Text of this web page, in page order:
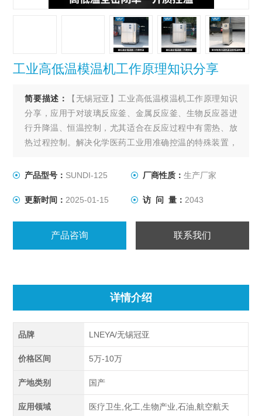
工业高低温模温机工作原理知识分享
简要描述：
【无锡冠亚】工业高低温模温机工作原理知识
分享，应用于对玻璃反应釜、金属反应釜、生物反应器进
行升降温、恒温控制，尤其适合在反应过程中有需热、放
热过程控制。解决化学医药工业用准确控温的特殊装置，
热及冷却、恒温系统。
产品型号： SUNDI-125 厂商性质： 生产厂家
更新时间： 2025-01-15 访 问 量： 2043
产品咨询 联系我们
详情介绍
品牌 LNEYA/无锡冠亚
价格区间 5万-10万
产地类别 国产
应用领域 医疗卫生,化工,生物产业,石油,航空航天